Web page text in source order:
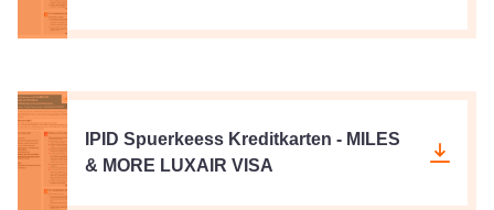
IPID Spuerkeess Kreditkarten - MILES
& MORE LUXAIR VISA